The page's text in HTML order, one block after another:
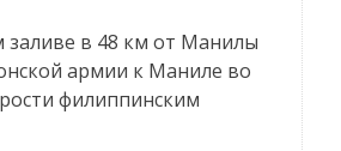
в 48 км от Манилы
армии к Маниле во
филиппинским